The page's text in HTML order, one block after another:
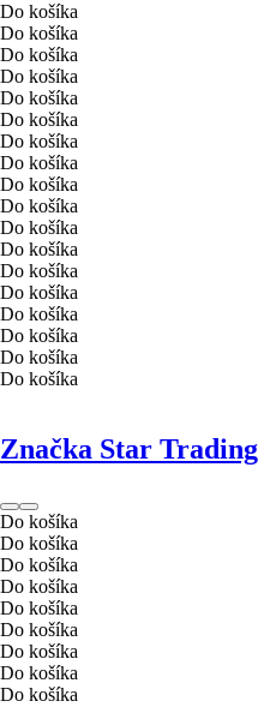
Do košíka
Do košíka
Do košíka
Do košíka
Do košíka
Do košíka
Do košíka
Do košíka
Do košíka
Do košíka
Do košíka
Do košíka
Do košíka
Do košíka
Do košíka
Do košíka
Do košíka
Do košíka
Značka Star Trading
Do košíka
Do košíka
Do košíka
Do košíka
Do košíka
Do košíka
Do košíka
Do košíka
Do košíka